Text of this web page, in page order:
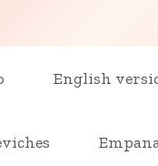
English